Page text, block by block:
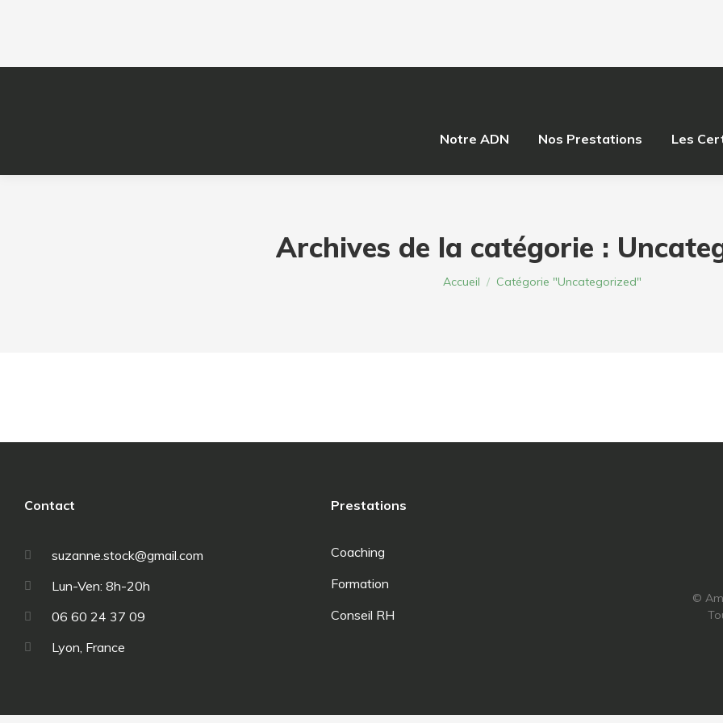
Notre ADN Nos Prestations Les
Archives de la catégorie :
Vous êtes ici :
Accueil Catégorie "Uncategorized"
Contact
suzanne.stock@gmail.com
Lun-Ven: 8h-20h
06 60 24 37 09
Lyon, France
Prestations
Coaching
Formation
Conseil RH
©